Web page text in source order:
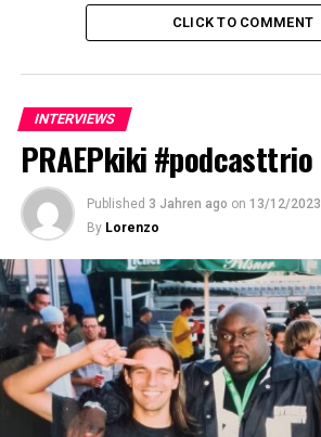
CLICK TO COMMENT
INTERVIEWS
PRAEPkiki #podcasttrio
Published 3 Jahren ago on 13/12/2023
By Lorenzo